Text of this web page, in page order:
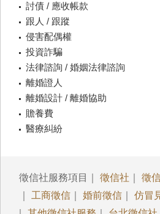
討債 / 應收帳款
跟人 / 跟蹤
侵害配偶權
投資詐騙
法律諮詢 / 婚姻法律諮詢
離婚證人
離婚設計 / 離婚協助
贍養費
醫療糾紛
徵信社服務項目｜ 徵信社 徵
工商徵信 婚前徵信 仿冒